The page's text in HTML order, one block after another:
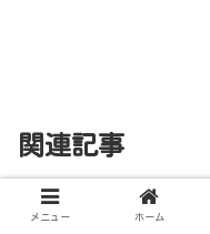
関連記事
コーヒーの基礎知識
メニュー ホーム